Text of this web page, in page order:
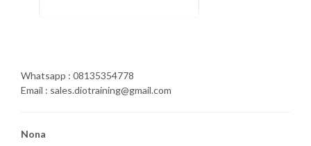
Whatsapp : 08135354778
Email : sales.diotraining@gmail.com
Nona